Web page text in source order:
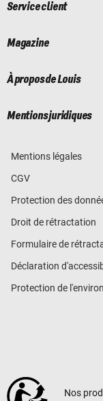
Service client
Magazine
À propos de Louis
Mentions juridiques
Mentions légales
CGV
Protection des
Droit de rétractation
Formulaire de
Déclaration
Protection de
Nos